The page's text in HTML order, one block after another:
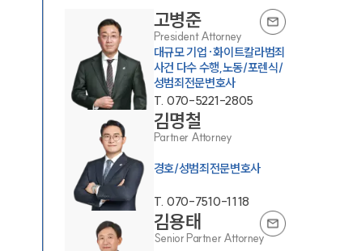
고병준
President Attorney
대규모 기업·화이트칼라범죄
사건 다수 수행,노동/포렌식/
성범죄전문변호사
T. 070-5221-2805
김명철
Partner Attorney
경호/성범죄전문변호사
T. 070-7510-1118
김용태
Senior Partner Attorney